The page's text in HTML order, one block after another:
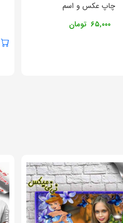
چاپ عکس و اسم
۶۵,۰۰۰ تومان